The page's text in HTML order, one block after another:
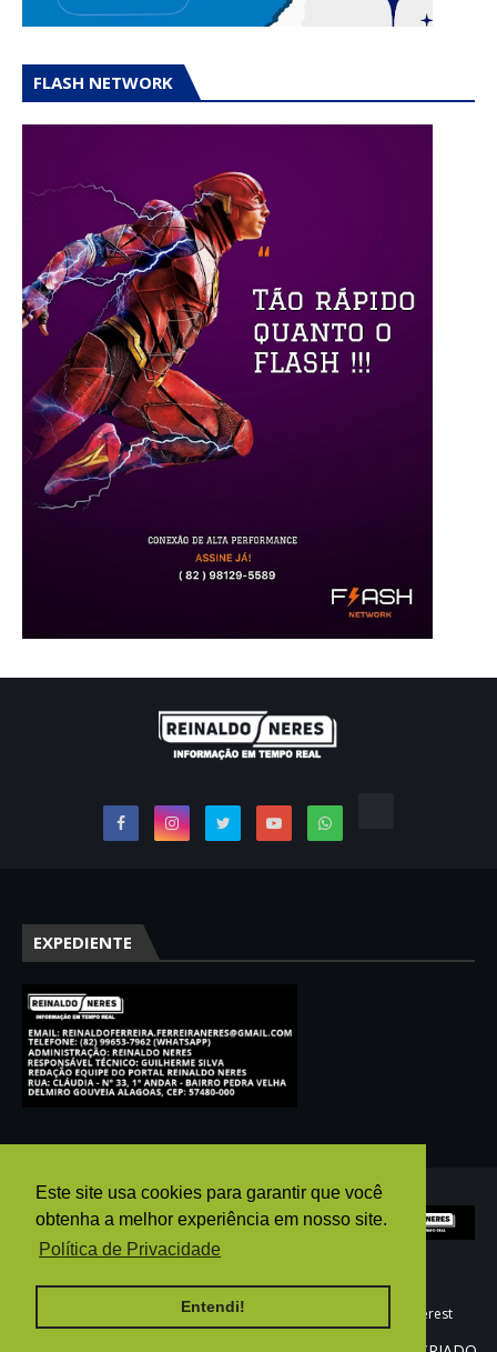
Este site usa cookies para garantir que você
obtenha a melhor experiência em nosso site.
Política de Privacidade
Entendi!
FLASH NETWORK
EXPEDIENTE
AGÊNCIA PUBGO E-MAIL pinterest